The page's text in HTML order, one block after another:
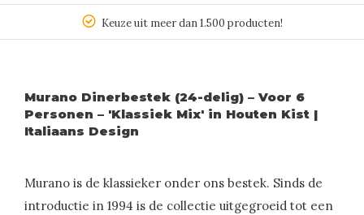
Keuze uit meer dan 1.500 producten!
Murano Dinerbestek (24-delig) – Voor 6
Personen – 'Klassiek Mix' in Houten Kist |
Italiaans Design
Murano is de klassieker onder ons bestek. Sinds de
introductie in 1994 is de collectie uitgegroeid tot een